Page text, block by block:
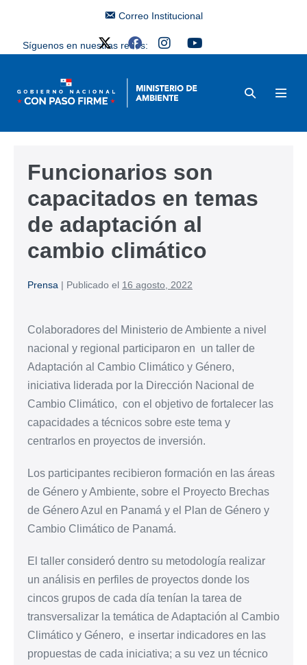
Correo Institucional
Síguenos en nuestras redes:
Funcionarios son
capacitados en temas
de adaptación al
cambio climático
Prensa | Publicado el 16 agosto, 2022
Colaboradores del Ministerio de Ambiente a nivel
nacional y regional participaron en un taller de
Adaptación al Cambio Climático y Género,
iniciativa liderada por la Dirección Nacional de
Cambio Climático, con el objetivo de fortalecer las
capacidades a técnicos sobre este tema y
centrarlos en proyectos de inversión.
Los participantes recibieron formación en las áreas
de Género y Ambiente, sobre el Proyecto Brechas
de Género Azul en Panamá y el Plan de Género y
Cambio Climático de Panamá.
El taller consideró dentro su metodología realizar
un análisis en perfiles de proyectos donde los
cincos grupos de cada día tenían la tarea de
transversalizar la temática de Adaptación al Cambio
Climático y Género, e insertar indicadores en las
propuestas de cada iniciativa; a su vez un técnico